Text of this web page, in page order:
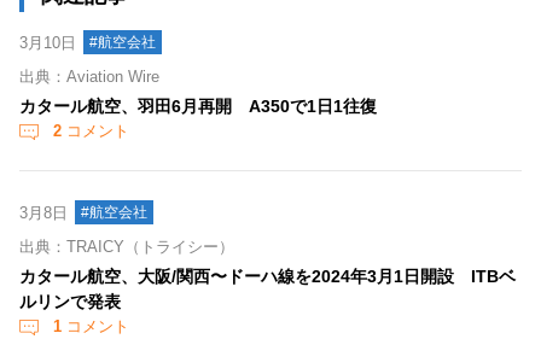
3月10日 #航空会社
出典：Aviation Wire
カタール航空、羽田6月再開 A350で1日1往復
2 コメント
3月8日 #航空会社
出典：TRAICY（トライシー）
カタール航空、大阪/関西〜ドーハ線を2024年3月1日開設 ITBベ
ルリンで発表
1 コメント